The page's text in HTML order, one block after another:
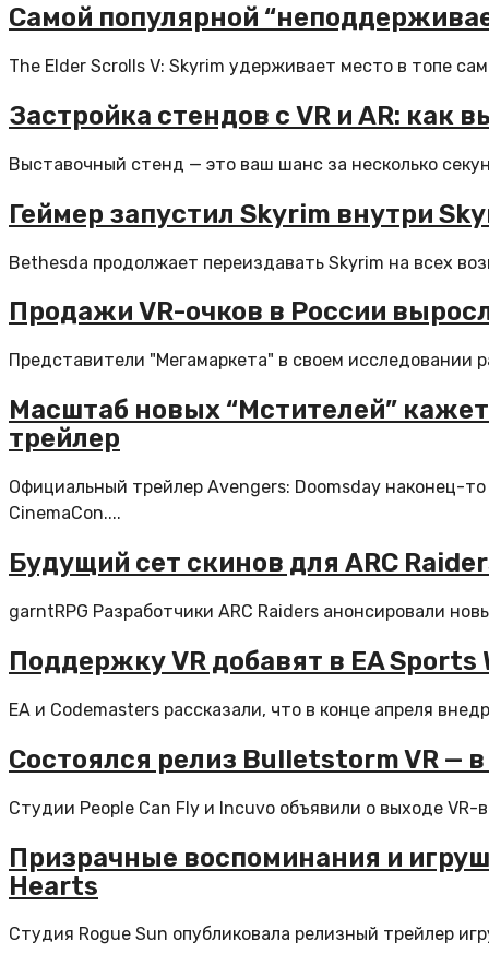
Самой популярной
The Elder Scrolls V: Skyrim удерживает место в топе
Застройка стендов с VR и AR: как
Выставочный стенд — это ваш шанс за несколько
Геймер запустил Skyrim внутри
Bethesda продолжает переиздавать Skyrim на всех
Продажи VR-очков в России
Представители "Мегамаркета" в своем исследовании
Масштаб новых “Мстителей”
трейлер
Официальный трейлер Avengers: Doomsday наконец-
CinemaCon....
Будущий сет скинов для ARC
garntRPG Разработчики ARC Raiders анонсировали
Поддержку VR добавят в EA Sports
EA и Codemasters рассказали, что в конце апреля
Состоялся релиз Bulletstorm VR —
Студии People Can Fly и Incuvo объявили о выходе
Призрачные воспоминания и
Hearts
Студия Rogue Sun опубликовала релизный трейлер